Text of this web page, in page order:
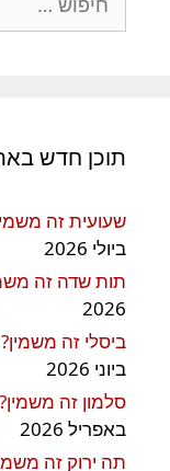
תוכן חדש
שעועית זה
ביולי 2026
תות שדה זה
2026
ביסלי זה
ביוני 2026
סלמון זה
באפריל 2026
תה ירוק זה